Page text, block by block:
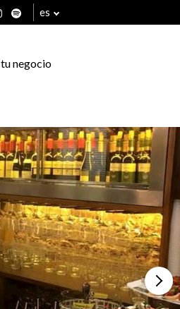
es
negocio